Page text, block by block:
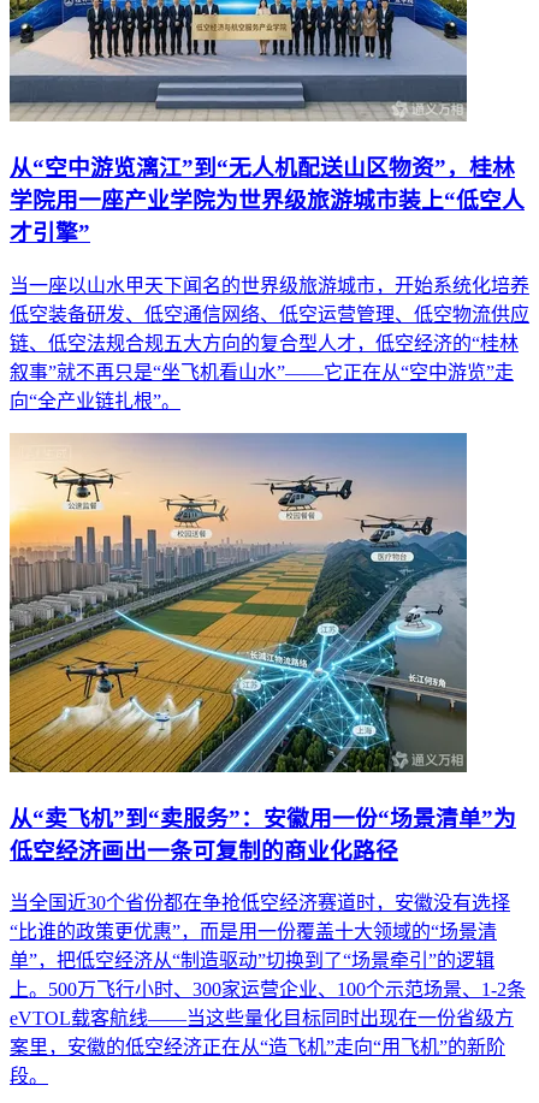
从“空中游览漓江”到“无人机配送山区物资”，桂林
学院用一座产业学院为世界级旅游城市装上“低空人
才引擎”
当一座以山水甲天下闻名的世界级旅游城市，开始系统化培养
低空装备研发、低空通信网络、低空运营管理、低空物流供应
链、低空法规合规五大方向的复合型人才，低空经济的“桂林
叙事”就不再只是“坐飞机看山水”——它正在从“空中游览”走
向“全产业链扎根”。
从“卖飞机”到“卖服务”：安徽用一份“场景清单”为
低空经济画出一条可复制的商业化路径
当全国近30个省份都在争抢低空经济赛道时，安徽没有选择
“比谁的政策更优惠”，而是用一份覆盖十大领域的“场景清
单”，把低空经济从“制造驱动”切换到了“场景牵引”的逻辑
上。500万飞行小时、300家运营企业、100个示范场景、1-2条
eVTOL载客航线——当这些量化目标同时出现在一份省级方
案里，安徽的低空经济正在从“造飞机”走向“用飞机”的新阶
段。